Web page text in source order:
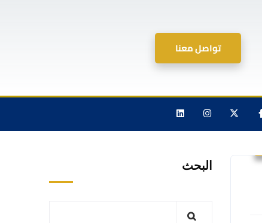
تواصل معنا
البحث